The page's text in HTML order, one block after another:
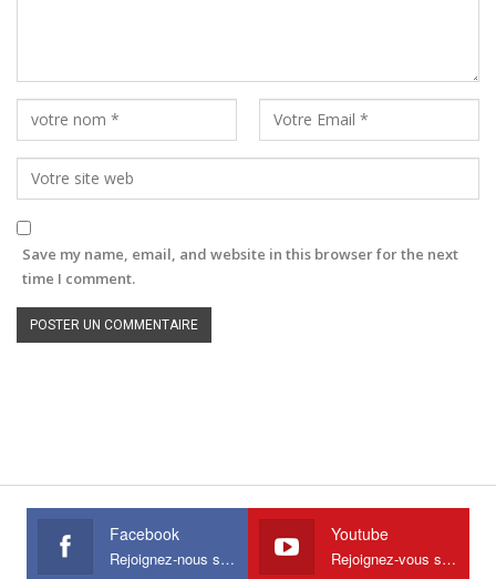
Save my name, email, and website in this browser for the next
time I comment.
Facebook
Rejoignez-nous sur Facebook
Youtube
Rejoignez-vous sur Youtube